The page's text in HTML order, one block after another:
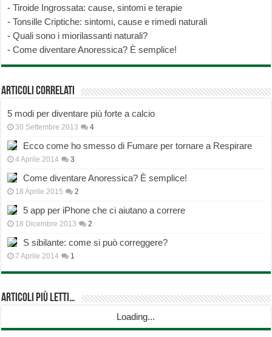
-Tiroide Ingrossata: cause, sintomi e terapie
-Tonsille Criptiche: sintomi, cause e rimedi naturali
-Quali sono i miorilassanti naturali?
-Come diventare Anoressica? È semplice!
Articoli correlati
5 modi per diventare più forte a calcio
30 Settembre 2013 4
Ecco come ho smesso di Fumare per tornare a Respirare
4 Aprile 2014 3
Come diventare Anoressica? È semplice!
18 Aprile 2015 2
5 app per iPhone che ci aiutano a correre
18 Dicembre 2013 2
S sibilante: come si può correggere?
7 Aprile 2014 1
Articoli più Letti…
Loading...